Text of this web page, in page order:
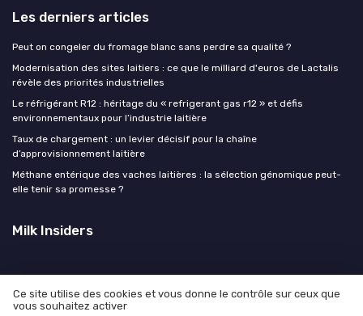
Les derniers articles
Peut on congeler du fromage blanc sans perdre sa qualité ?
Modernisation des sites laitiers : ce que le milliard d'euros de Lactalis
révèle des priorités industrielles
Le réfrigérant R12 : héritage du « refrigerant gas r12 » et défis
environnementaux pour l’industrie laitière
Taux de chargement : un levier décisif pour la chaîne
d’approvisionnement laitière
Méthane entérique des vaches laitières : la sélection génomique peut-
elle tenir sa promesse ?
Milk Insiders
Mentions légales
Ce site utilise des cookies et vous donne le contrôle sur ceux que
vous souhaitez activer